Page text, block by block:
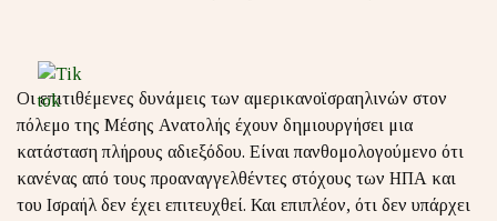
Οι επιτιθέμενες δυνάμεις των αμερικανοϊσραηλινών στον
πόλεμο της Μέσης Ανατολής έχουν δημιουργήσει μια
κατάσταση πλήρους αδιεξόδου. Είναι πανθομολογούμενο ότι
κανένας από τους προαναγγελθέντες στόχους των ΗΠΑ και
του Ισραήλ δεν έχει επιτευχθεί. Και επιπλέον, ότι δεν υπάρχει